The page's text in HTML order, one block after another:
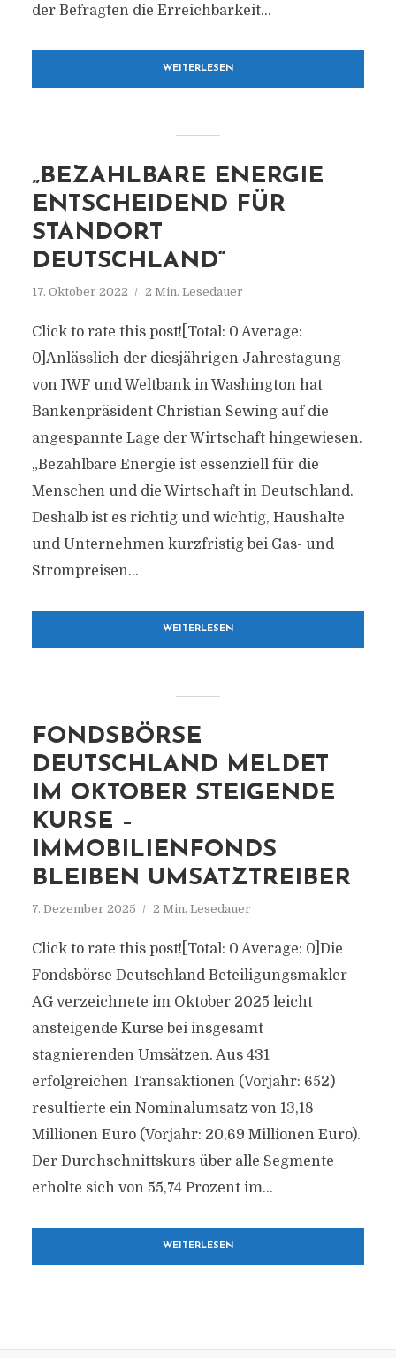
der Befragten die Erreichbarkeit...
WEITERLESEN
„BEZAHLBARE ENERGIE
ENTSCHEIDEND FÜR
STANDORT
DEUTSCHLAND“
17. Oktober 2022 2 Min. Lesedauer
Click to rate this post![Total: 0 Average:
0]Anlässlich der diesjährigen Jahrestagung
von IWF und Weltbank in Washington hat
Bankenpräsident Christian Sewing auf die
angespannte Lage der Wirtschaft hingewiesen.
„Bezahlbare Energie ist essenziell für die
Menschen und die Wirtschaft in Deutschland.
Deshalb ist es richtig und wichtig, Haushalte
und Unternehmen kurzfristig bei Gas- und
Strompreisen...
WEITERLESEN
FONDSBÖRSE
DEUTSCHLAND MELDET
IM OKTOBER STEIGENDE
KURSE –
IMMOBILIENFONDS
BLEIBEN UMSATZTREIBER
7. Dezember 2025 2 Min. Lesedauer
Click to rate this post![Total: 0 Average: 0]Die
Fondsbörse Deutschland Beteiligungsmakler
AG verzeichnete im Oktober 2025 leicht
ansteigende Kurse bei insgesamt
stagnierenden Umsätzen. Aus 431
erfolgreichen Transaktionen (Vorjahr: 652)
resultierte ein Nominalumsatz von 13,18
Millionen Euro (Vorjahr: 20,69 Millionen Euro).
Der Durchschnittskurs über alle Segmente
erholte sich von 55,74 Prozent im...
WEITERLESEN